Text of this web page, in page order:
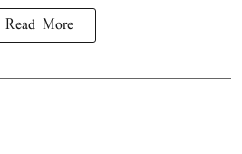
Read More